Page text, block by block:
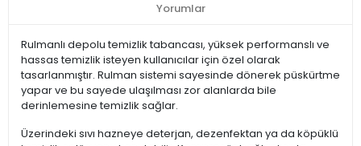
Yorumlar
Rulmanlı depolu temizlik tabancası, yüksek performanslı ve
hassas temizlik isteyen kullanıcılar için özel olarak
tasarlanmıştır. Rulman sistemi sayesinde dönerek püskürtme
yapar ve bu sayede ulaşılması zor alanlarda bile
derinlemesine temizlik sağlar.
Üzerindeki sıvı hazneye deterjan, dezenfektan ya da köpüklü